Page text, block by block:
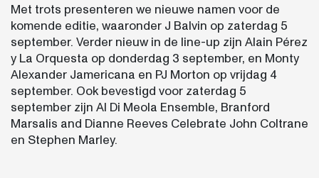
Met trots presenteren we nieuwe namen voor de
komende editie, waaronder J Balvin op zaterdag 5
september. Verder nieuw in de line-up zijn Alain Pérez
y La Orquesta op donderdag 3 september, en Monty
Alexander Jamericana en PJ Morton op vrijdag 4
september. Ook bevestigd voor zaterdag 5
september zijn Al Di Meola Ensemble, Branford
Marsalis and Dianne Reeves Celebrate John Coltrane
en Stephen Marley.